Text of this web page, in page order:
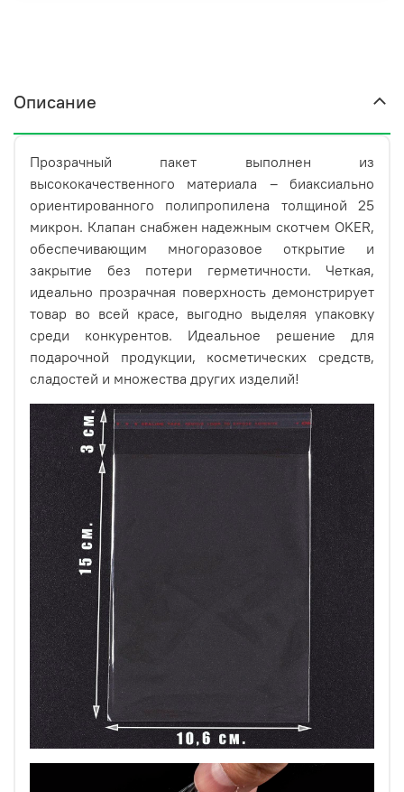
Особенности применения: Храните ваши пакеты
комфортно – между -5°C и +37°C! Зимой же дайте им
немного тепла: подержите при комнатном
температурчике около суток – так они скажут вам
"спасибо" и прослужат дольше!
Описание
Прозрачный пакет выполнен из
высококачественного материала – биаксиально
ориентированного полипропилена толщиной 25
микрон. Клапан снабжен надежным скотчем OKER,
обеспечивающим многоразовое открытие и
закрытие без потери герметичности. Четкая,
идеально прозрачная поверхность демонстрирует
товар во всей красе, выгодно выделяя упаковку
среди конкурентов. Идеальное решение для
подарочной продукции, косметических средств,
сладостей и множества других изделий!